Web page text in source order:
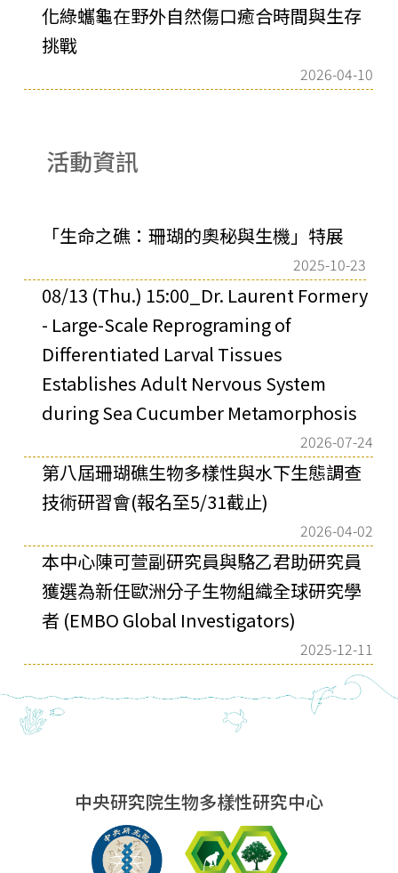
化綠蠵龜在野外自然傷口癒合時間與生存
挑戰
2026-04-10
活動資訊
「生命之礁：珊瑚的奧秘與生機」特展
2025-10-23
08/13 (Thu.) 15:00_Dr. Laurent Formery
- Large-Scale Reprograming of
Differentiated Larval Tissues
Establishes Adult Nervous System
during Sea Cucumber Metamorphosis
2026-07-24
第八屆珊瑚礁生物多樣性與水下生態調查
技術研習會(報名至5/31截止)
2026-04-02
本中⼼陳可萱副研究員與駱⼄君助研究員
獲選為新任歐洲分⼦⽣物組織全球研究學
者 (EMBO Global Investigators)
2025-12-11
中央研究院生物多樣性研究中心